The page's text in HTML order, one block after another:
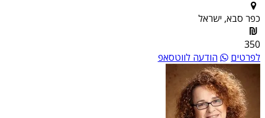
כפר סבא, ישראל
350
לפרטים
הודעה לווטסאפ